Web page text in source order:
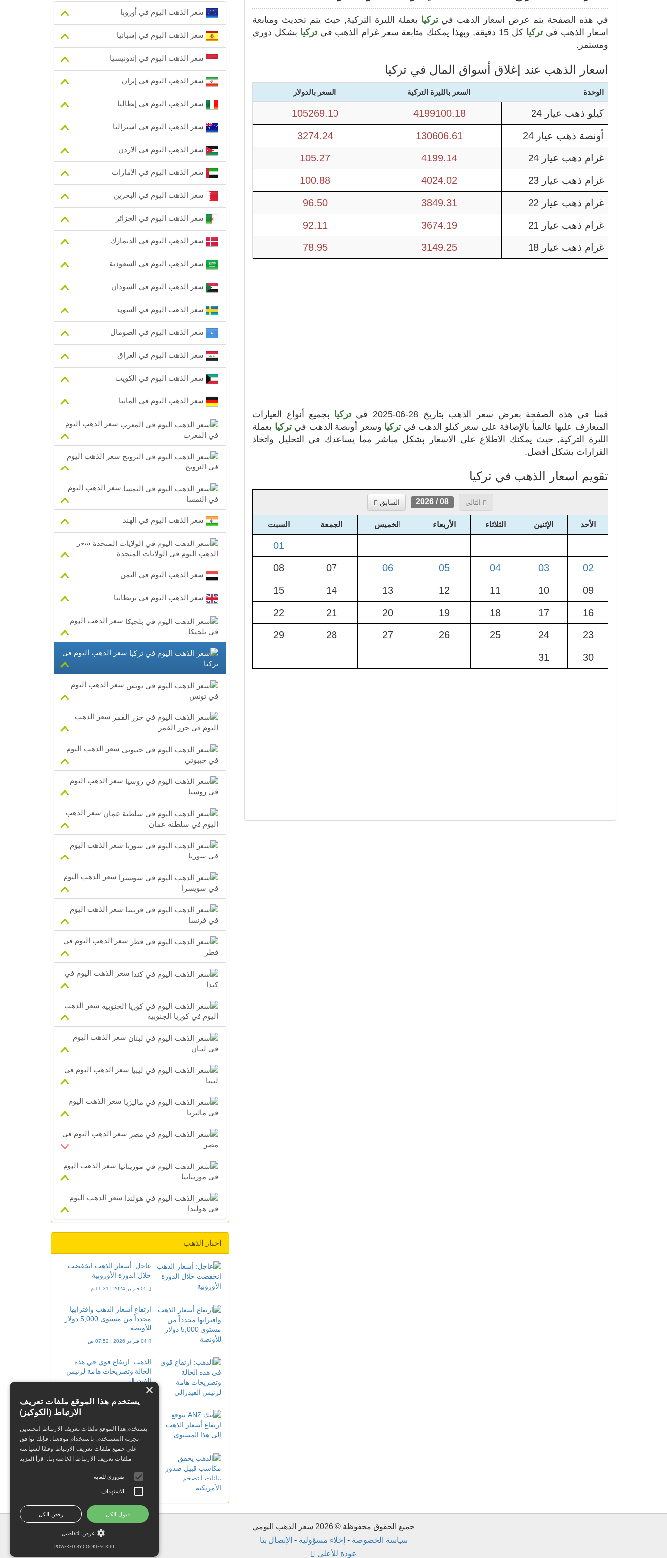
في هذه الصفحة يتم عرض اسعار الذهب فيتركيا بعملة الليرة التركية, حيث يتم تحديث ومتابعة
اسعار الذهب فيتركيا كل 15 دقيقة, وبهذا يمكنك متابعة سعر غرام الذهب في تركيا بشكل دوري
ومستمر.
اسعار الذهب عند إغلاق أسواق المال في تركيا
الوحدة السعر بالليرة التركية السعر بالدولار
كيلو ذهب عيار 24 4199100.18
105269.10
أونصة ذهب عيار 24 130606.61
3274.24
غرام ذهب عيار 24 4199.14
105.27
غرام ذهب عيار 23 4024.02
100.88
غرام ذهب عيار 22 3849.31
96.50
غرام ذهب عيار 21 3674.19
92.11
غرام ذهب عيار 18 3149.25
78.95
قمنا في هذه الصفحة بعرض سعر الذهب بتاريخ 28-06-2025 في تركيا بجميع أنواع العيارات
المتعارف عليها عالمياً بالإضافة على سعر كيلو الذهب فيتركيا وسعر أونصة الذهب فيتركيا بعملة
الليرة التركية, حيث يمكنك الاطلاع على الاسعار بشكل مباشر مما يساعدك في التحليل واتخاذ
القرارات بشكل أفضل.
تقويم اسعار الذهب في تركيا
التالي 08 / 2026 السابق
الأحد الإثنين الثلاثاء الأربعاء الخميس الجمعة السبت
01
02
03
04
05
06
07
08
09
10
11
12
13
14
15
16
17
18
19
20
21
22
23
24
25
26
27
28
29
30
31
سعر الذهب اليوم في أوروبا
سعر الذهب اليوم في إسبانيا
سعر الذهب اليوم في إندونيسيا
سعر الذهب اليوم في إيران
سعر الذهب اليوم في إيطاليا
سعر الذهب اليوم في استراليا
سعر الذهب اليوم في الاردن
سعر الذهب اليوم في الامارات
سعر الذهب اليوم في البحرين
سعر الذهب اليوم في الجزائر
سعر الذهب اليوم في الدنمارك
سعر الذهب اليوم في السعودية
سعر الذهب اليوم في السودان
سعر الذهب اليوم في السويد
سعر الذهب اليوم في الصومال
سعر الذهب اليوم في العراق
سعر الذهب اليوم في الكويت
سعر الذهب اليوم في المانيا
سعر الذهب اليوم
في المغرب
سعر الذهب اليوم
في النرويج
سعر الذهب اليوم
في النمسا
سعر الذهب اليوم في الهند
سعر
الذهب اليوم في الولايات المتحدة
سعر الذهب اليوم في اليمن
سعر الذهب اليوم في بريطانيا
سعر الذهب اليوم
في بلجيكا
سعر الذهب اليوم في
تركيا
سعر الذهب اليوم
في تونس
سعر الذهب
اليوم في جزر القمر
سعر الذهب اليوم
في جيبوتي
سعر الذهب اليوم
في روسيا
سعر الذهب
اليوم في سلطنة عمان
سعر الذهب اليوم
في سوريا
سعر الذهب اليوم
في سويسرا
سعر الذهب اليوم
في فرنسا
سعر الذهب اليوم في
قطر
سعر الذهب اليوم في
كندا
سعر الذهب
اليوم في كوريا الجنوبية
سعر الذهب اليوم
في لبنان
سعر الذهب اليوم في
ليبيا
سعر الذهب اليوم
في ماليزيا
سعر الذهب اليوم في
مصر
سعر الذهب اليوم
في موريتانيا
سعر الذهب اليوم
في هولندا
اخبار الذهب
عاجل: أسعار الذهب انخفضت
خلال الدورة الأوروبية
ارتفاع أسعار الذهب واقترابها
مجدداً من مستوى 5,000 دولار
للأونصة
الذهب: ارتفاع قوي في هذه
الحالة وتصريحات هامة لرئيس
الفيدرالي
04 فبراير 2024 | 01:39 ص
بنك ANZ يتوقع ارتفاع أسعار
الذهب يحقق مكاسب قبيل
جميع الحقوق محفوظة © 2026 سعر الذهب اليومي
سياسة الخصوصة - إخلاء مسؤولية - الإتصال بنا
عودة للأعلى
×
يستخدم هذا الموقع ملفات تعريف
الارتباط (الكوكيز)
يستخدم هذا الموقع ملفات تعريف الارتباط لتحسين
تجربة المستخدم. باستخدام موقعنا، فإنك توافق
على جميع ملفات تعريف الارتباط وفقًا لسياسة
ملفات تعريف الارتباط الخاصة بنا. اقرأ المزيد
ضروري للغاية
الاستهداف
قبول الكل رفض الكل
عرض التفاصيل
POWERED BY COOKIESCRIPT